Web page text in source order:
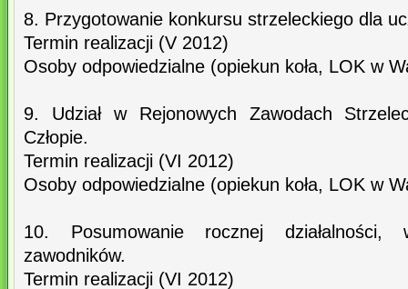
8. Przygotowanie konkursu strzeleckiego dla
Termin realizacji (V 2012)
Osoby odpowiedzialne (opiekun koła, LOK w
9. Udział w Rejonowych Zawodach
Człopie.
Termin realizacji (VI 2012)
Osoby odpowiedzialne (opiekun koła, LOK w
10. Posumowanie rocznej działalności,
zawodników.
Termin realizacji (VI 2012)